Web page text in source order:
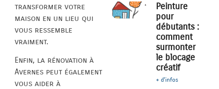
transformer votre
maison en un lieu qui
vous ressemble
vraiment.
Enfin, la rénovation à
Avernes peut également
vous aider à
Peinture
pour
débutants :
comment
surmonter
le blocage
créatif
+ d'infos